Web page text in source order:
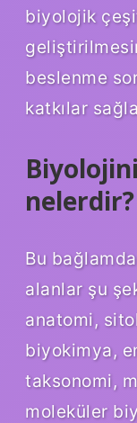
biyolojik
beslenme
katkılar
nelerdir?
Bu
alanlar şu
anatomi,
biyokimya,
taksonomi,
moleküler